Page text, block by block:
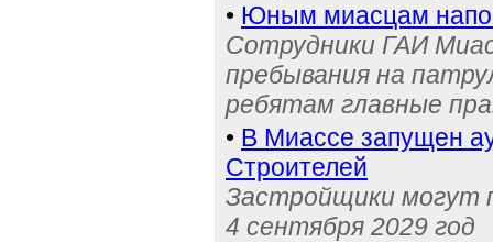
• Юным миасцам
Сотрудники ГАИ
пребывания на
ребятам главные
• В Миассе запущен
Строителей
Застройщики могут
4 сентября 2029 год